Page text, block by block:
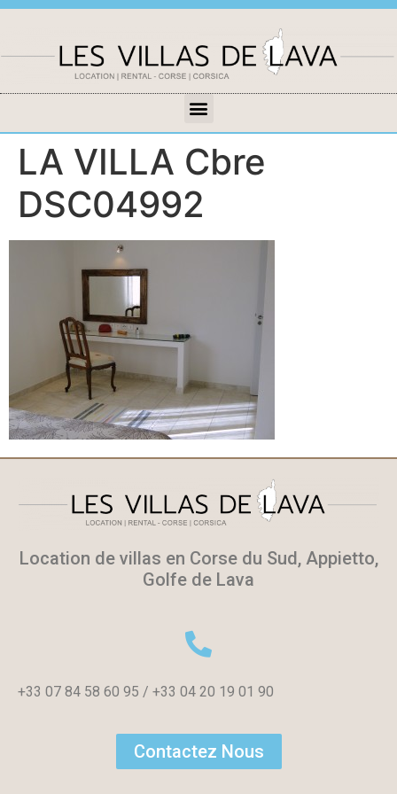
LA VILLA Cbre
DSC04992
Location de villas en Corse du Sud, Appietto,
Golfe de Lava
+33 07 84 58 60 95 / +33 04 20 19 01 90
Contactez Nous